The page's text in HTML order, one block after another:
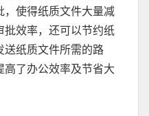
使得纸质文件大量减
效率，还可以节约纸
送纸质文件所需的路
了办公效率及节省大